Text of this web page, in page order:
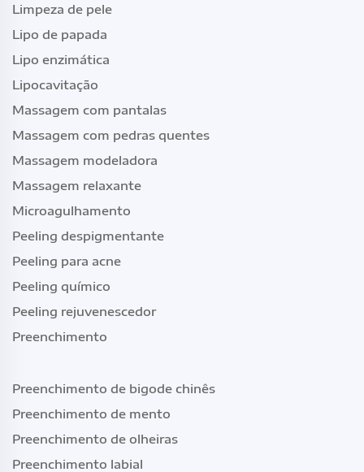
Limpeza de pele
Lipo de papada
Lipo enzimática
Lipocavitação
Massagem com pantalas
Massagem com pedras quentes
Massagem modeladora
Massagem relaxante
Microagulhamento
Peeling despigmentante
Peeling para acne
Peeling químico
Peeling rejuvenescedor
Preenchimento
Preenchimento de bigode chinês
Preenchimento de mento
Preenchimento de olheiras
Preenchimento labial